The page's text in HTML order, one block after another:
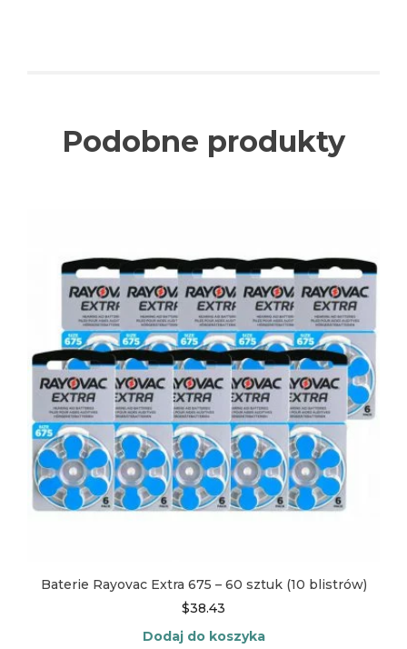
Podobne produkty
Baterie Rayovac Extra 675 – 60 sztuk (10 blistrów)
$38.43
Dodaj do koszyka